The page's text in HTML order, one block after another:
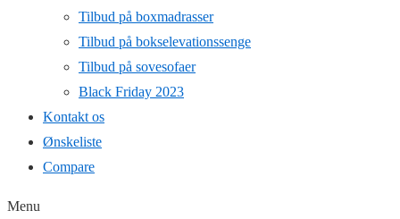
Tilbud på boxmadrasser
Tilbud på bokselevationssenge
Tilbud på sovesofaer
Black Friday 2023
Kontakt os
Ønskeliste
Compare
Menu